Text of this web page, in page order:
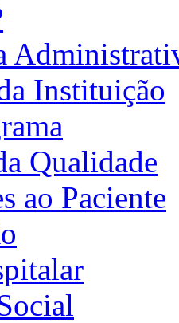
Instituição
Qualidade
ao Paciente